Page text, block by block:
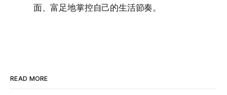
面、富足地掌控自己的生活節奏。
READ MORE